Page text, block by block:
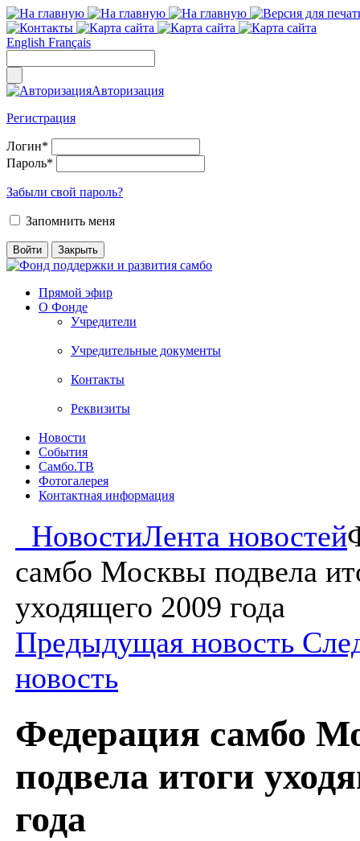
English Français
Авторизация
Регистрация
Логин*
Пароль*
Забыли свой пароль?
Запомнить меня
Прямой эфир
О Фонде
Учредители
Учредительные документы
Контакты
Реквизиты
Новости
События
Самбо.ТВ
Фотогалерея
Контактная информация
НовостиЛента новостей
самбо Москвы подвела
уходящего 2009 года
Предыдущая новость
новость
Федерация самбо
подвела итоги
года